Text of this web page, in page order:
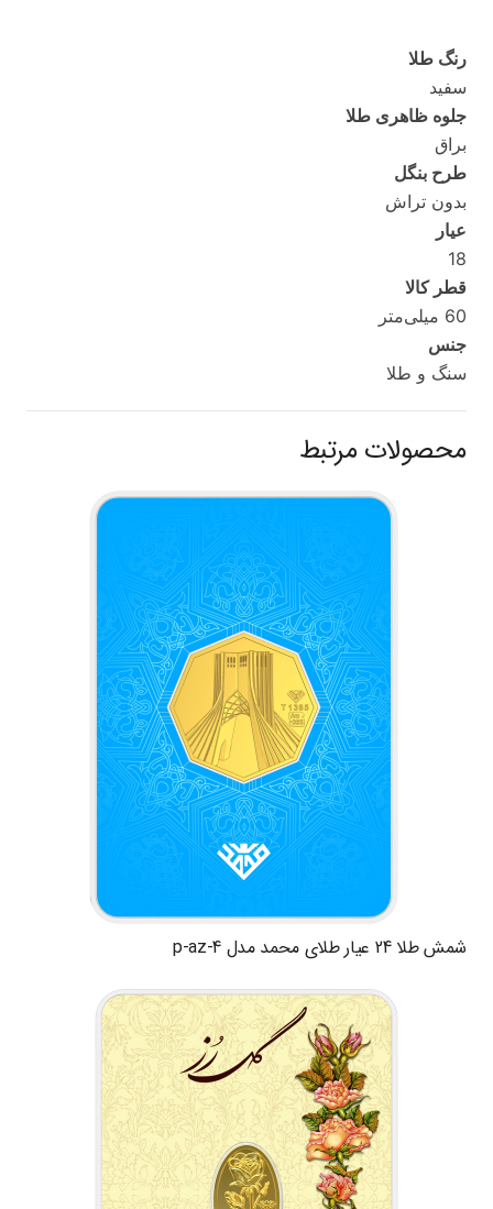
رنگ طلا
سفید
جلوه ظاهری طلا
براق
طرح بنگل
بدون تراش
عیار
18
قطر کالا
60 میلی‌متر
جنس
سنگ و طلا
محصولات مرتبط
شمش طلا 24 عیار طلای محمد مدل p-az-4